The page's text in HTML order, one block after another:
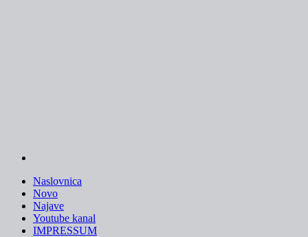
Naslovnica
Novo
Najave
Youtube kanal
IMPRESSUM